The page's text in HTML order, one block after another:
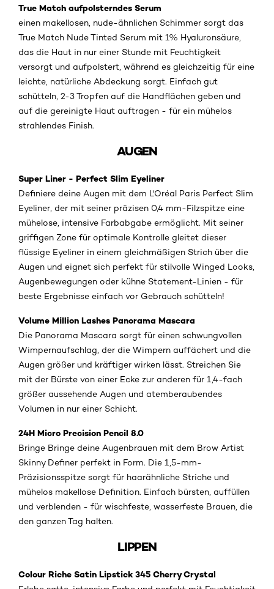
True Match aufpolsterndes Serum
einen makellosen, nude-ähnlichen Schimmer sorgt das
True Match Nude Tinted Serum mit 1% Hyaluronsäure,
das die Haut in nur einer Stunde mit Feuchtigkeit
versorgt und aufpolstert, während es gleichzeitig für eine
leichte, natürliche Abdeckung sorgt. Einfach gut
schütteln, 2-3 Tropfen auf die Handflächen geben und
auf die gereinigte Haut auftragen - für ein mühelos
strahlendes Finish.
AUGEN
Super Liner - Perfect Slim Eyeliner
Definiere deine Augen mit dem L'Oréal Paris Perfect Slim
Eyeliner, der mit seiner präzisen 0,4 mm-Filzspitze eine
mühelose, intensive Farbabgabe ermöglicht. Mit seiner
griffigen Zone für optimale Kontrolle gleitet dieser
flüssige Eyeliner in einem gleichmäßigen Strich über die
Augen und eignet sich perfekt für stilvolle Winged Looks,
Augenbewegungen oder kühne Statement-Linien - für
beste Ergebnisse einfach vor Gebrauch schütteln!
Volume Million Lashes Panorama Mascara
Die Panorama Mascara sorgt für einen schwungvollen
Wimpernaufschlag, der die Wimpern auffächert und die
Augen größer und kräftiger wirken lässt. Streichen Sie
mit der Bürste von einer Ecke zur anderen für 1,4-fach
größer aussehende Augen und atemberaubendes
Volumen in nur einer Schicht.
24H Micro Precision Pencil 8.0
Bringe Bringe deine Augenbrauen mit dem Brow Artist
Skinny Definer perfekt in Form. Die 1,5-mm-
Präzisionsspitze sorgt für haarähnliche Striche und
mühelos makellose Definition. Einfach bürsten, auffüllen
und verblenden - für wischfeste, wasserfeste Brauen, die
den ganzen Tag halten.
LIPPEN
Colour Riche Satin Lipstick 345 Cherry Crystal